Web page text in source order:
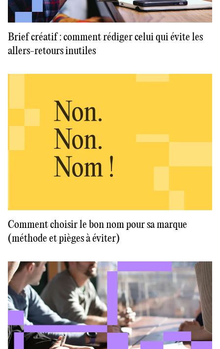
Brief créatif : comment rédiger celui qui évite les
allers-retours inutiles
Comment choisir le bon nom pour sa marque
(méthode et pièges à éviter)